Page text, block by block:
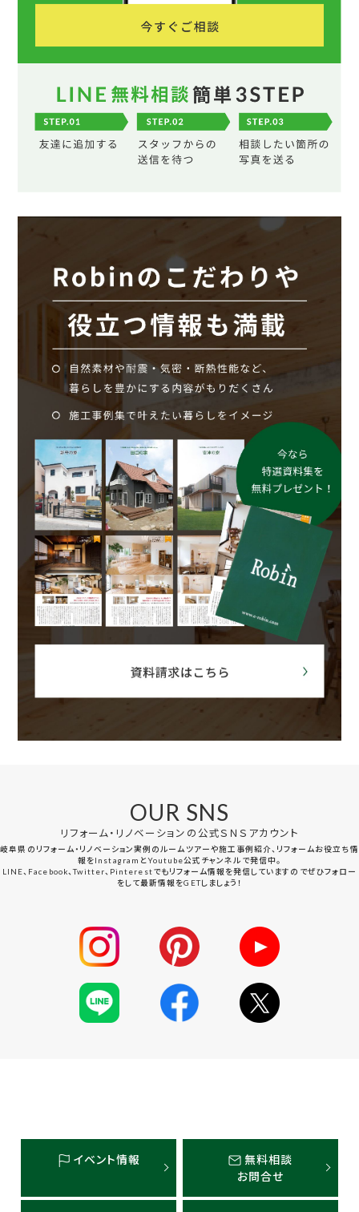
OUR SNS
リフォーム・リノベーションの公式ＳＮＳアカウント
岐阜県のリフォーム・リノベーション実例のルームツアーや施工事例紹介、リフォームお役立ち情
報をInstagramとYoutube公式チャンネルで発信中。
LINE、Facebook、Twitter、Pinterestでもリフォーム情報を発信していますのでぜひフォロー
をして最新情報をGETしましょう！
イベント情報
無料相談
お問合せ